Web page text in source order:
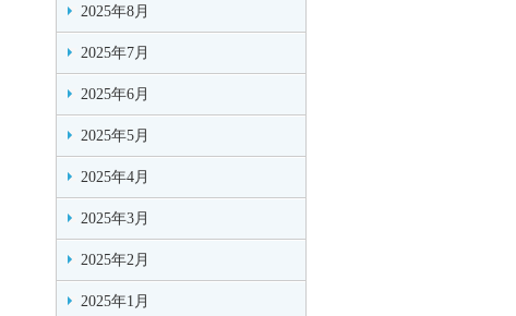
2025年8月
2025年7月
2025年6月
2025年5月
2025年4月
2025年3月
2025年2月
2025年1月